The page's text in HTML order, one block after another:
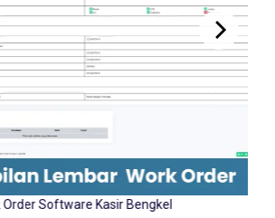
Order Software Kasir Bengkel